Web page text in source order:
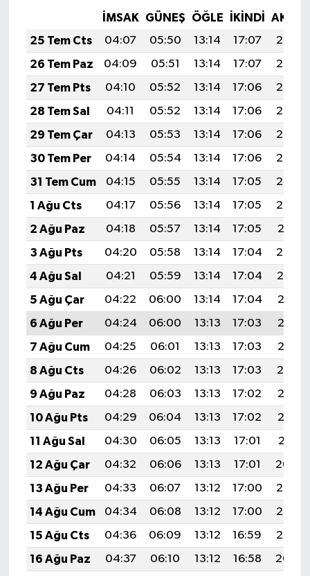
İMSAK GÜNEŞ ÖĞLE İKINDI
25 Tem Cts
04:07 05:50 13:14 17:07
20:28
26 Tem Paz
04:09 05:51 13:14 17:07
20:27
27 Tem Pts
04:10 05:52 13:14 17:06
20:26
28 Tem Sal
04:11 05:52 13:14 17:06
20:26
29 Tem Çar
04:13 05:53 13:14 17:06
20:25
30 Tem Per
04:14 05:54 13:14 17:06
20:24
31 Tem Cum
04:15 05:55 13:14 17:05
20:23
1 Ağu Cts
04:17 05:56 13:14 17:05
20:22
2 Ağu Paz
04:18 05:57 13:14 17:05
20:21
3 Ağu Pts
04:20 05:58 13:14 17:04
20:20
4 Ağu Sal
04:21 05:59 13:14 17:04
20:19
5 Ağu Çar
04:22 06:00 13:14 17:04
20:18
6 Ağu Per
04:24 06:00 13:13 17:03
20:16
7 Ağu Cum
04:25 06:01 13:13 17:03
20:15
8 Ağu Cts
04:26 06:02 13:13 17:03
20:14
9 Ağu Paz
04:28 06:03 13:13 17:02
20:13
10 Ağu Pts
04:29 06:04 13:13 17:02
20:12
11 Ağu Sal
04:30 06:05 13:13 17:01
20:11
12 Ağu Çar
04:32 06:06 13:13 17:01
20:09
13 Ağu Per
04:33 06:07 13:12 17:00
20:08
14 Ağu Cum
04:34 06:08 13:12 17:00
20:07
15 Ağu Cts
04:36 06:09 13:12 16:59
20:06
16 Ağu Paz
04:37 06:10 13:12 16:58
20:04